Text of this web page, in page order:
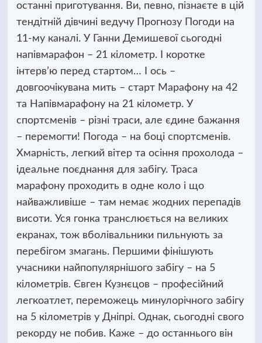
останні приготування. Ви, певно, пізнаєте в цій
тендітній дівчині ведучу Прогнозу Погоди на
11-му каналі. У Ганни Демишевої сьогодні
напівмарафон – 21 кілометр. І коротке
інтерв’ю перед стартом… І ось –
довгоочікувана мить – старт Марафону на 42
та Напівмарафону на 21 кілометр. У
спортсменів – різні траси, але єдине бажання
– перемогти! Погода – на боці спортсменів.
Хмарність, легкий вітер та осіння прохолода –
ідеальне поєднання для забігу. Траса
марафону проходить в одне коло і що
найважливіше – там немає жодних перепадів
висоти. Уся гонка транслюється на великих
екранах, тож вболівальники пильнують за
перебігом змагань. Першими фінішують
учасники найпопулярнішого забігу – на 5
кілометрів. Євген Кузнєцов – професійний
легкоатлет, переможець минулорічного забігу
на 5 кілометрів у Дніпрі. Однак, сьогодні свого
рекорду не побив. Каже – до останнього він